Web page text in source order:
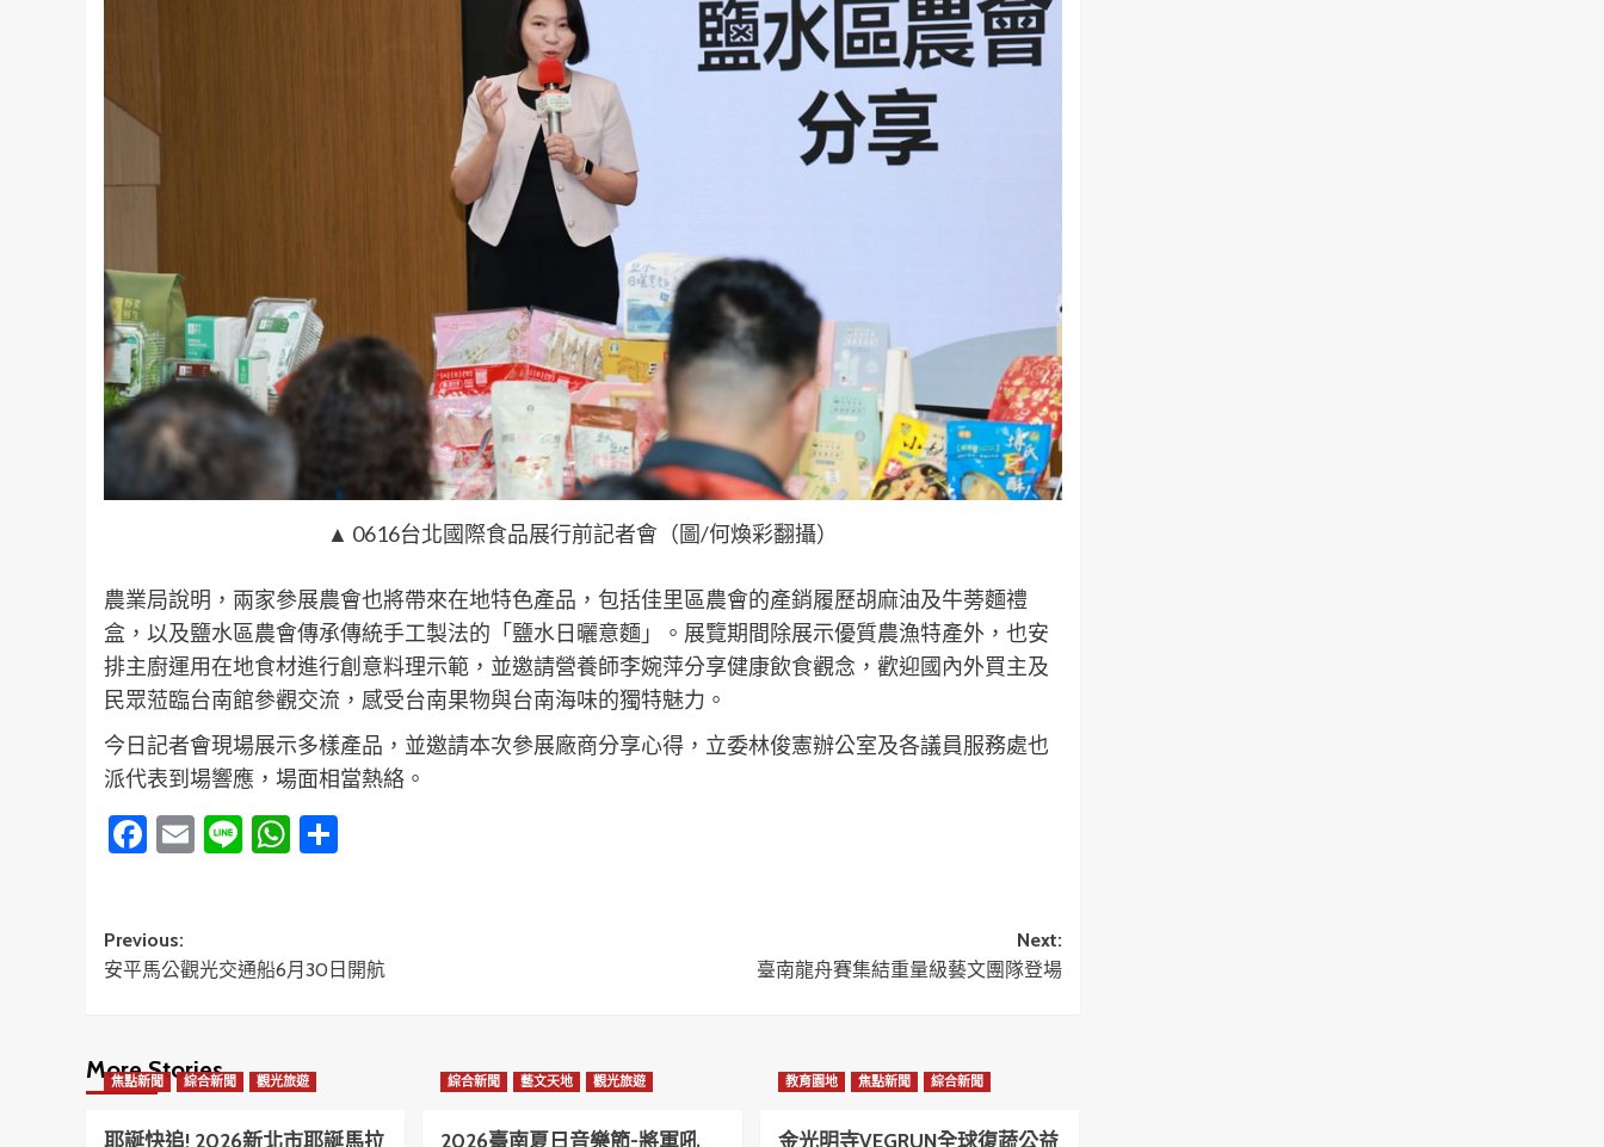
▲ 0616台北國際食品展行前記者會（圖/何煥彩翻攝）
農業局說明，兩家參展農會也將帶來在地特色產品，包括佳里區農會的產銷履歷胡麻油及牛蒡麵禮
盒，以及鹽水區農會傳承傳統手工製法的「鹽水日曬意麵」。展覽期間除展示優質農漁特產外，也安
排主廚運用在地食材進行創意料理示範，並邀請營養師李婉萍分享健康飲食觀念，歡迎國內外買主及
民眾蒞臨台南館參觀交流，感受台南果物與台南海味的獨特魅力。
今日記者會現場展示多樣產品，並邀請本次參展廠商分享心得，立委林俊憲辦公室及各議員服務處也
派代表到場響應，場面相當熱絡。
Facebook
Email
LineWhatsApp
Post
navigation
Previous:
安平馬公觀光交通船6月30日開航
Next:
臺南龍舟賽集結重量級藝文團隊登場
More Stories
焦點新聞 綜合新聞 觀光旅遊
耶誕快追! 2026新北市耶誕馬拉
綜合新聞 藝文天地 觀光旅遊
2026臺南夏日音樂節-將軍吼
教育園地 焦點新聞 綜合新聞
金光明寺VEGRUN全球復蔬公益